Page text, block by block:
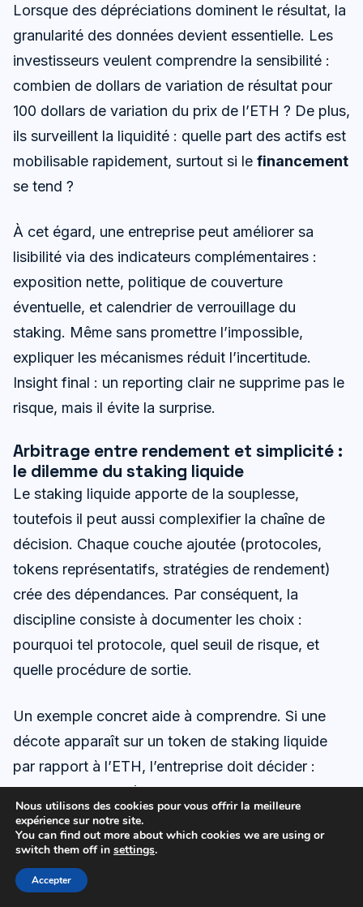
Lorsque des dépréciations dominent le résultat, la
granularité des données devient essentielle. Les
investisseurs veulent comprendre la sensibilité :
combien de dollars de variation de résultat pour
100 dollars de variation du prix de l’ETH ? De plus,
ils surveillent la liquidité : quelle part des actifs est
mobilisable rapidement, surtout si le financement
se tend ?
À cet égard, une entreprise peut améliorer sa
lisibilité via des indicateurs complémentaires :
exposition nette, politique de couverture
éventuelle, et calendrier de verrouillage du
staking. Même sans promettre l’impossible,
expliquer les mécanismes réduit l’incertitude.
Insight final : un reporting clair ne supprime pas le
risque, mais il évite la surprise.
Arbitrage entre rendement et simplicité :
le dilemme du staking liquide
Le staking liquide apporte de la souplesse,
toutefois il peut aussi complexifier la chaîne de
décision. Chaque couche ajoutée (protocoles,
tokens représentatifs, stratégies de rendement)
crée des dépendances. Par conséquent, la
discipline consiste à documenter les choix :
pourquoi tel protocole, quel seuil de risque, et
quelle procédure de sortie.
Un exemple concret aide à comprendre. Si une
décote apparaît sur un token de staking liquide
par rapport à l’ETH, l’entreprise doit décider :
attendre le retour à la normale, ou arbitrer au prix
du marché et accepter la perte. Cette décision
peut être technique, mais elle est aussi financière
et réputationnelle. Insight final : dans la
blockchain, la sophistication doit rester au service
Nous utilisons des cookies pour vous offrir la meilleure
expérience sur notre site.
You can find out more about which cookies we are using or
switch them off in settings.
Accepter